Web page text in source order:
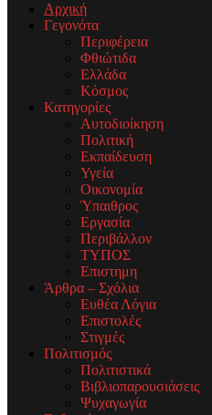
Αρχική
Γεγονότα
Περιφέρεια
Φθιώτιδα
Ελλάδα
Κόσμος
Κατηγορίες
Αυτοδιοίκηση
Πολιτική
Εκπαίδευση
Υγεία
Οικονομία
Ύπαιθρος
Εργασία
Περιβάλλον
ΤΥΠΟΣ
Επιστημη
Άρθρα – Σχόλια
Ευθέα Λόγια
Επιστολές
Στιγμές
Πολιτισμός
Πολιτιστικά
Βιβλιοπαρουσιάσεις
Ψυχαγωγία